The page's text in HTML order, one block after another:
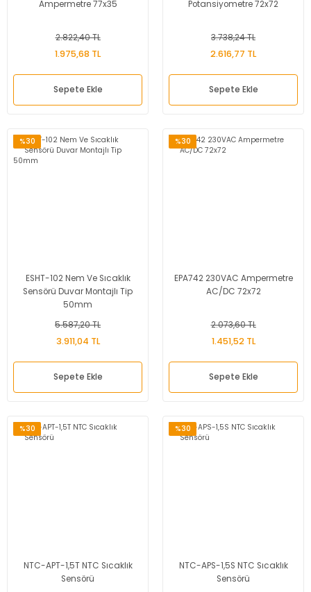
Ampermetre 77x35
2.822,40 TL
1.975,68 TL
Sepete Ekle
Potansiyometre 72x72
3.738,24 TL
2.616,77 TL
Sepete Ekle
%30
ESHT-102 Nem Ve Sıcaklık
Sensörü Duvar Montajlı Tip
50mm
5.587,20 TL
3.911,04 TL
Sepete Ekle
%30
EPA742 230VAC Ampermetre
AC/DC 72x72
2.073,60 TL
1.451,52 TL
Sepete Ekle
%30
NTC-APT-1,5T NTC Sıcaklık
Sensörü
%30
NTC-APS-1,5S NTC Sıcaklık
Sensörü